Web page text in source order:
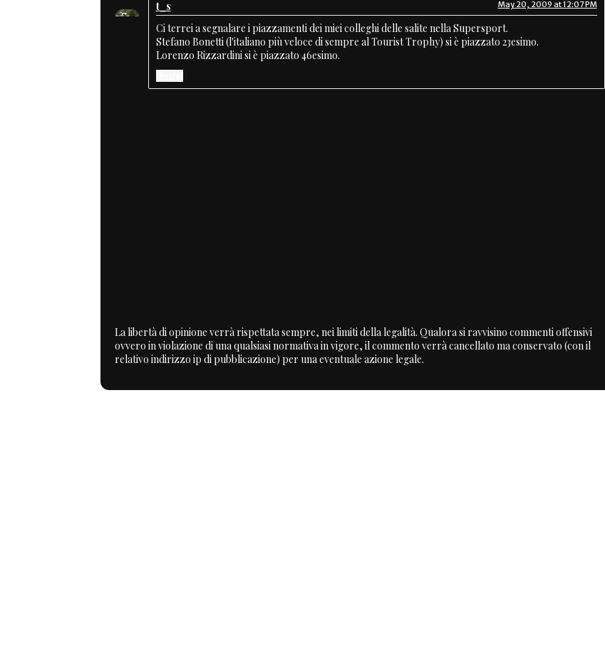
t_s May 20, 2009 at 12:07 PM
Ci terrei a segnalare i piazzamenti dei miei colleghi delle salite nella Supersport.
Stefano Bonetti (l'italiano più veloce di sempre al Tourist Trophy) si è piazzato 23esimo.
Lorenzo Rizzardini si è piazzato 46esimo.
La libertà di opinione verrà rispettata sempre, nei limiti della legalità. Qualora si ravvisino commenti offensivi
ovvero in violazione di una qualsiasi normativa in vigore, il commento verrà cancellato ma conservato (con il
relativo indirizzo ip di pubblicazione) per una eventuale azione legale.